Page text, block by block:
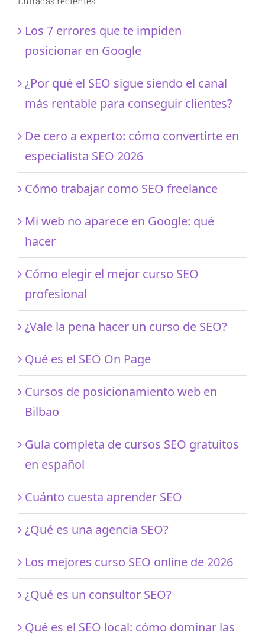
Los 7 errores que te impiden
posicionar en Google
¿Por qué el SEO sigue siendo el canal
más rentable para conseguir clientes?
De cero a experto: cómo convertirte en
especialista SEO 2026
Cómo trabajar como SEO freelance
Mi web no aparece en Google: qué
hacer
Cómo elegir el mejor curso SEO
profesional
¿Vale la pena hacer un curso de SEO?
Qué es el SEO On Page
Cursos de posicionamiento web en
Bilbao
Guía completa de cursos SEO gratuitos
en español
Cuánto cuesta aprender SEO
¿Qué es una agencia SEO?
Los mejores curso SEO online de 2026
¿Qué es un consultor SEO?
Qué es el SEO local: cómo dominar las